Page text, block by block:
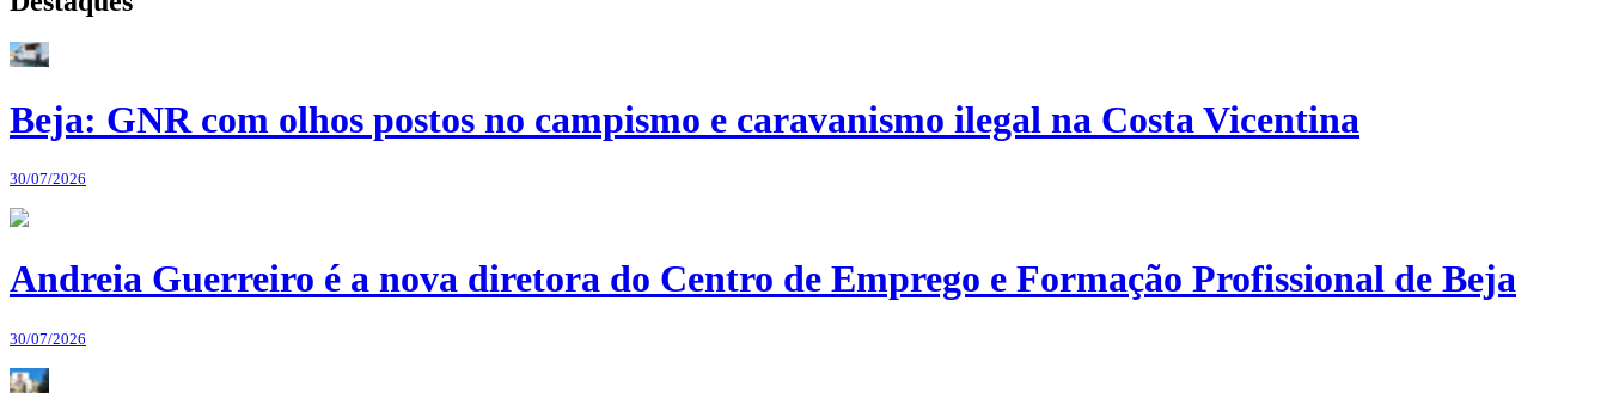
Beja: GNR com olhos postos no campismo e caravanismo ilegal na Costa Vicentina
30/07/2026
Andreia Guerreiro é a nova diretora do Centro de Emprego e Formação Profissional de Beja
30/07/2026